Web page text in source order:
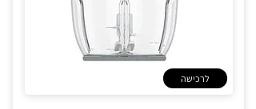
לרכישה